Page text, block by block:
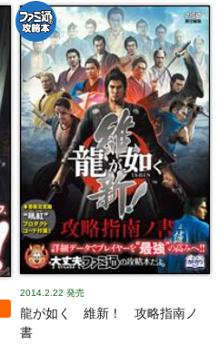
2014.2.22 発売
龍が如く 維新！ 攻略指南ノ
書